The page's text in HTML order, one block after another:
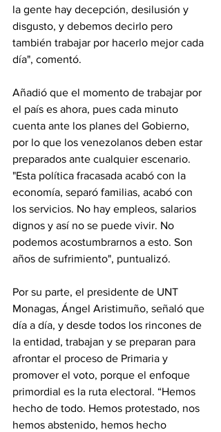
la gente hay decepción, desilusión y
disgusto, y debemos decirlo pero
también trabajar por hacerlo mejor cada
día", comentó.
Añadió que el momento de trabajar por
el país es ahora, pues cada minuto
cuenta ante los planes del Gobierno,
por lo que los venezolanos deben estar
preparados ante cualquier escenario.
"Esta política fracasada acabó con la
economía, separó familias, acabó con
los servicios. No hay empleos, salarios
dignos y así no se puede vivir. No
podemos acostumbrarnos a esto. Son
años de sufrimiento", puntualizó.
Por su parte, el presidente de UNT
Monagas, Ángel Aristimuño, señaló que
día a día, y desde todos los rincones de
la entidad, trabajan y se preparan para
afrontar el proceso de Primaria y
promover el voto, porque el enfoque
primordial es la ruta electoral. “Hemos
hecho de todo. Hemos protestado, nos
hemos abstenido, hemos hecho